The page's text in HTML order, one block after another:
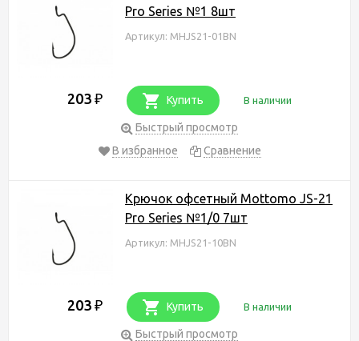
Pro Series №1 8шт
Артикул: MHJS21-01BN
203 ₽ Купить В наличии
Быстрый просмотр
В избранное
Сравнение
Крючок офсетный Mottomo JS-21
Pro Series №1/0 7шт
Артикул: MHJS21-10BN
203 ₽ Купить В наличии
Быстрый просмотр